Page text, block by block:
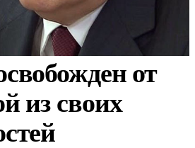
от
из своих